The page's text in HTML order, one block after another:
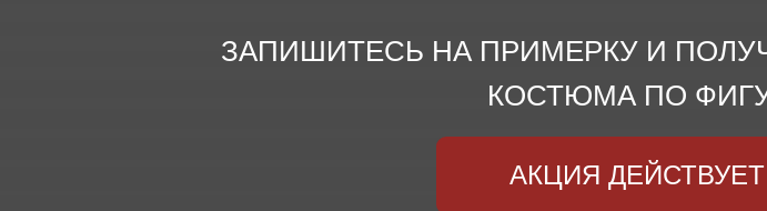
ЗАПИШИТЕСЬ НА ПРИМЕРКУ И
КОСТЮМА ПО
АКЦИЯ